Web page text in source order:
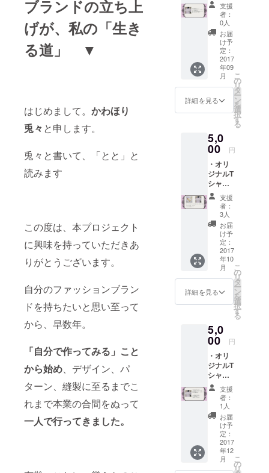
ブランドの立ち上
げが、私の「生き
る道」 ▼
はじめまして。 かわほり
兎々と申します。
兎々と書いて、「とと」と
読みます
この度は、本プロジェクト
に興味を持っていただきあ
りがとうございます。
自分のファッションブラン
ドを持ちたいと思い至って
から、早数年。
「自分で作ってみる」こと
から始め、デザイン、パ
ターン、縫製に至るまでこ
れまで本業の合間をぬって
一人で行ってきました。
messa
「Ich
bin kurz
weg !!
」 ド
イツ語
「ちょ
っと出
かけて
くる
ね！！
です。
Tシャ
ツの上
を兎の
足あと
が走っ
ている
デザイ
ン。 ・
Thanks
messa
支援
者：
0人
お届
け予
定：
2017
年09
月
詳細を見る
こ
の
リ
タ
ー
ン
を
選
択
す
る
5,0
00 円
・オリ
ジナルT
シャ
ツ
「Ich
bin kurz
weg !!
」 ド
イツ語
「ちょ
っと出
かけて
くる
ね！！
です。
Tシャ
ツの上
を兎の
足あと
が走っ
ている
デザイ
ン。 ・
ローズ
ネック
レス
（赤、
白、
桃、
支援
者：
3人
お届
け予
定：
2017
年10
月
詳細を見る
こ
の
リ
タ
ー
ン
を
選
択
す
る
5,0
00 円
・オリ
ジナルT
シャ
ツ
「Ich
bin kurz
weg !!
」 ド
イツ語
「ちょ
っと出
支援
者：
1人
お届
け予
定：
2017
年12
月
こ
の
リ